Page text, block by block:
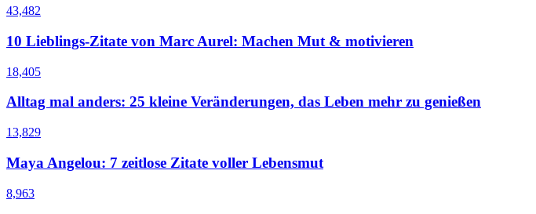
43,482
10 Lieblings-Zitate von Marc Aurel: Machen Mut & motivieren
18,405
Alltag mal anders: 25 kleine Veränderungen, das Leben mehr zu genießen
13,829
Maya Angelou: 7 zeitlose Zitate voller Lebensmut
8,963